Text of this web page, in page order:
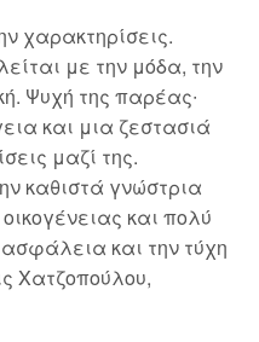
χαρακτηρίσεις.
με την μόδα, την
Ψυχή της παρέας∙
και μια ζεστασιά
μαζί της.
καθιστά γνώστρια
και πολύ
και την τύχη
Χατζοπούλου,